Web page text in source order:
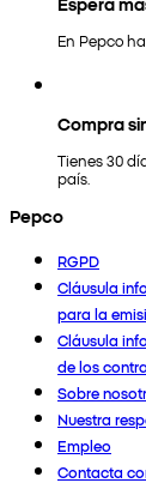
En Pepco
Compra
Tienes 30
país.
Pepco
RGPD
Cláusula
para la
Cláusula
de los
Sobre
Nuestra
Empleo
Contacta